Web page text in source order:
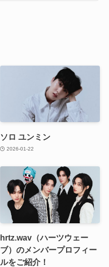
ソロ ユンミン
2026-01-22
hrtz.wav（ハーツウェー
ブ）のメンバープロフィー
ルをご紹介！